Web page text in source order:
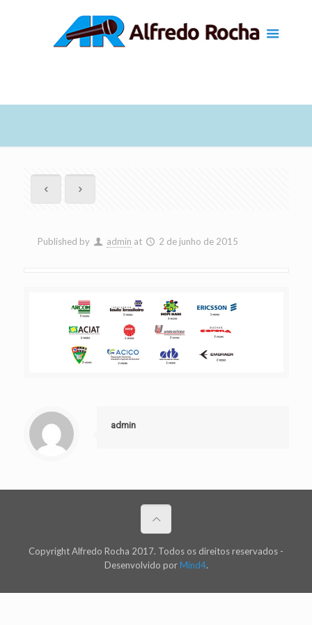
Published by admin at 2 de junho de 2015
admin
Copyright Alfredo Rocha 2017. Todos os direitos reservados -
Desenvolvido porMind4.